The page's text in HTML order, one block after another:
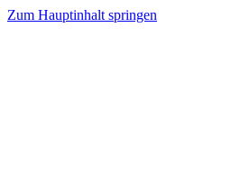
Zum Hauptinhalt springen